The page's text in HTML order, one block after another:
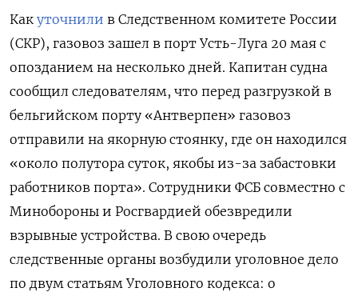
Как уточнили в Следственном комитете России
(СКР), газовоз зашел в порт Усть-Луга 20 мая с
опозданием на несколько дней. Капитан судна
сообщил следователям, что перед разгрузкой в
бельгийском порту «Антверпен» газовоз
отправили на якорную стоянку, где он находился
«около полутора суток, якобы из-за забастовки
работников порта». Сотрудники ФСБ совместно с
Минобороны и Росгвардией обезвредили
взрывные устройства. В свою очередь
следственные органы возбудили уголовное дело
по двум статьям Уголовного кодекса: о